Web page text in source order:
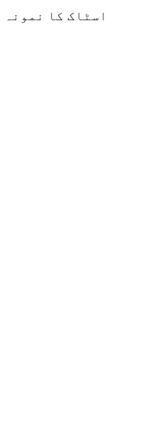
اسٹاک کا نمونہ